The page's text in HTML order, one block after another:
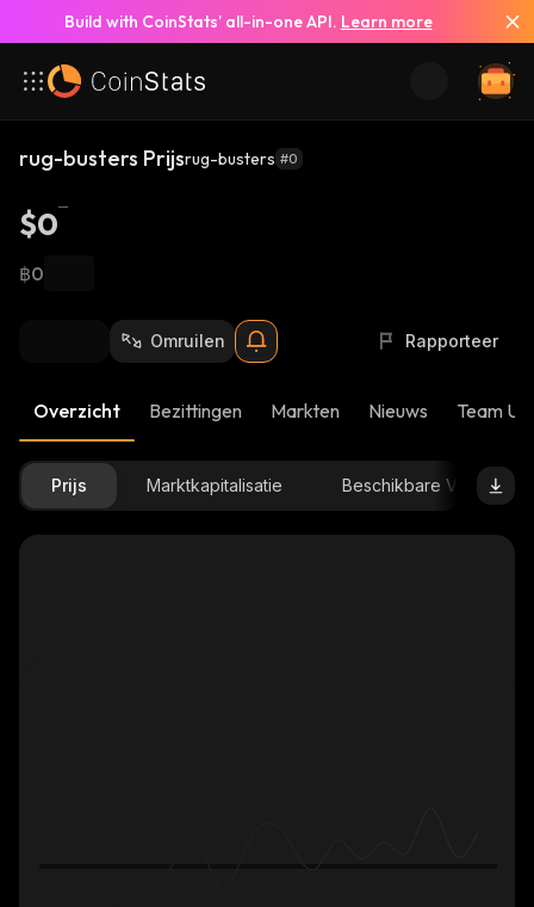
Build with CoinStats’ all-in-one API. Learn more
rug-busters Prijsrug-busters #0
$0
฿0
Omruilen Rapporteer
Overzicht Bezittingen Markten Nieuws Team
Prijs Marktkapitalisatie Beschikbare Voorraad